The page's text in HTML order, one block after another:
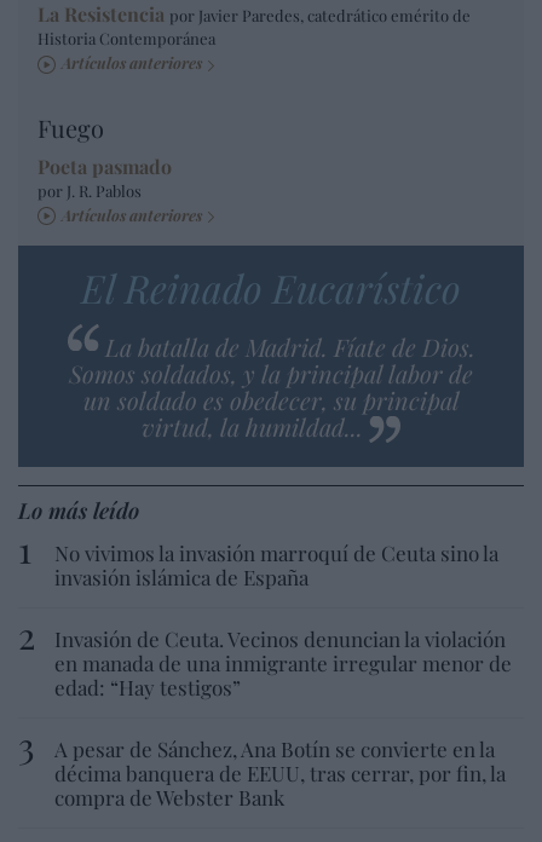
La Resistencia por Javier Paredes, catedrático emérito de
Historia Contemporánea
Artículos anteriores
Fuego
Poeta pasmado
por J. R. Pablos
Artículos anteriores
El Reinado Eucarístico
La batalla de Madrid. Fíate de Dios.
Somos soldados, y la principal labor de
un soldado es obedecer, su principal
virtud, la humildad...
Lo más leído
No vivimos la invasión marroquí de Ceuta sino la
invasión islámica de España
Invasión de Ceuta. Vecinos denuncian la violación
en manada de una inmigrante irregular menor de
edad: “Hay testigos”
A pesar de Sánchez, Ana Botín se convierte en la
décima banquera de EEUU, tras cerrar, por fin, la
compra de Webster Bank